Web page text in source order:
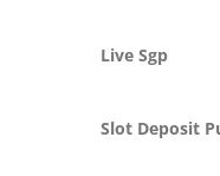
Live Sgp
Slot Deposit